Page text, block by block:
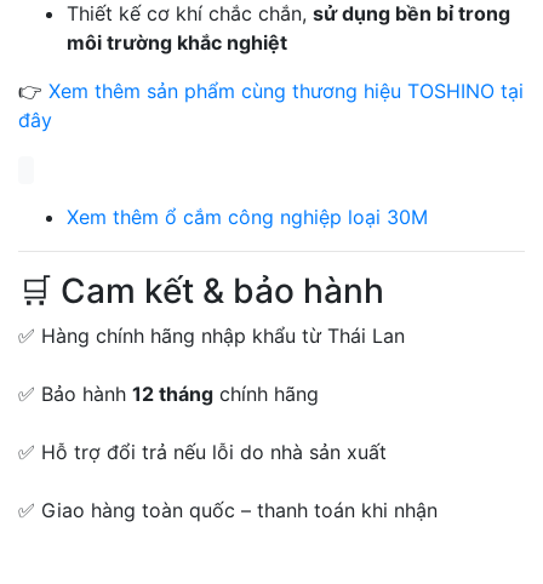
Thiết kế cơ khí chắc chắn, sử dụng bền bỉ trong
môi trường khắc nghiệt
👉 Xem thêm sản phẩm cùng thương hiệu TOSHINO tại
đây
Xem thêm ổ cắm công nghiệp loại 30M
🛒 Cam kết & bảo hành
✅ Hàng chính hãng nhập khẩu từ Thái Lan
✅ Bảo hành 12 tháng chính hãng
✅ Hỗ trợ đổi trả nếu lỗi do nhà sản xuất
✅ Giao hàng toàn quốc – thanh toán khi nhận